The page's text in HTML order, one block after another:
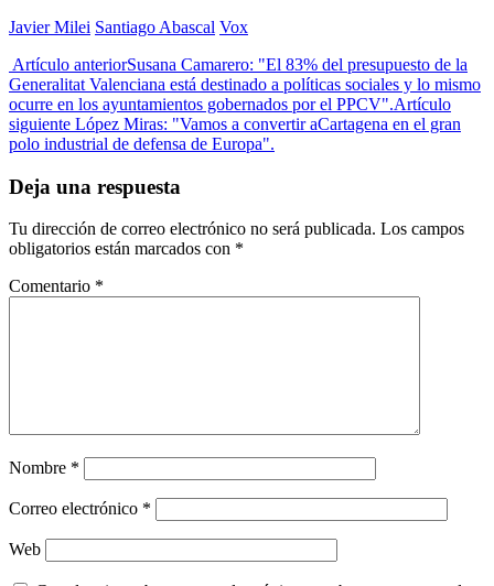
Javier Milei Santiago Abascal Vox
Artículo anteriorSusana Camarero: "El 83% del presupuesto de la
Generalitat Valenciana está destinado a políticas sociales y lo mismo
ocurre en los ayuntamientos gobernados por el PPCV".Artículo
siguiente López Miras: "Vamos a convertir aCartagena en el gran
polo industrial de defensa de Europa".
Deja una respuesta
Tu dirección de correo electrónico no será publicada. Los campos
obligatorios están marcados con *
Comentario *
Nombre *
Correo electrónico *
Web